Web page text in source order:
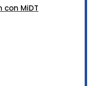
MiDT